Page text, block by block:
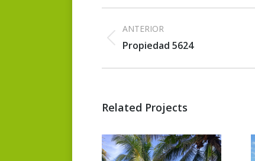
entre
proyectos
ANTERIOR
Proyecto
Propiedad 5624
Related Projects